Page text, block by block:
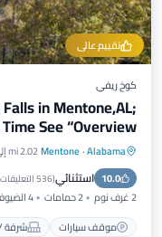
تقييم عالي
كوخ ريفي
in Mentone,AL;
See “Overview”
Alabama
·
Mentone2.02 mi إلى وسط المدينة
10.0 استثنائي(536 التعليقات
2 غرف نوم 2 حمامات 4 الضيوف
موقف سيارات
شرفة
موقف سيارات
مكيف هواء